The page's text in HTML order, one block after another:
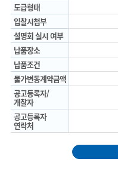
도급형태
입찰시첨부
설명회 실시 여부
납품장소
납품조건
물가변동계약금액
공고등록자/
개찰자
공고등록자
연락처